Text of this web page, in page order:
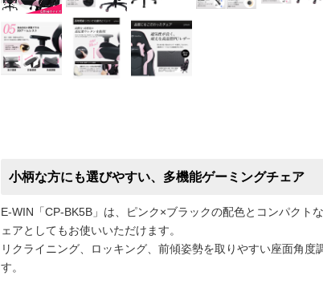
小柄な方にも選びやすい、多機能ゲーミングチェア
E-WIN「CP-BK5B」は、ピンク×ブラックの配色とコンパクト
ェアとしてもお使いいただけます。
リクライニング、ロッキング、前傾姿勢を取りやすい座面角
す。